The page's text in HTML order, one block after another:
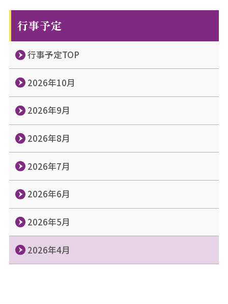
行事予定
行事予定TOP
2026年10月
2026年9月
2026年8月
2026年7月
2026年6月
2026年5月
2026年4月